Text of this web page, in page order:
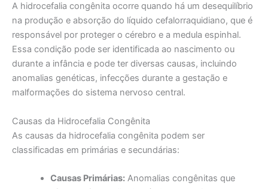
A hidrocefalia congênita ocorre quando há um desequilíbrio
na produção e absorção do líquido cefalorraquidiano, que é
responsável por proteger o cérebro e a medula espinhal.
Essa condição pode ser identificada ao nascimento ou
durante a infância e pode ter diversas causas, incluindo
anomalias genéticas, infecções durante a gestação e
malformações do sistema nervoso central.
Causas da Hidrocefalia Congênita
As causas da hidrocefalia congênita podem ser
classificadas em primárias e secundárias:
Causas Primárias:Anomalias congênitas que